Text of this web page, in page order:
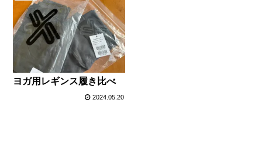
ヨガ用レギンス履き比べ
2024.05.20